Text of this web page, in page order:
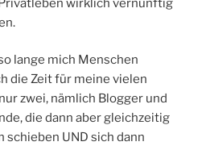
wirklich vernünftig
lange mich Menschen
die Zeit für meine vielen
zwei, nämlich Blogger und
die dann aber gleichzeitig
UND sich dann